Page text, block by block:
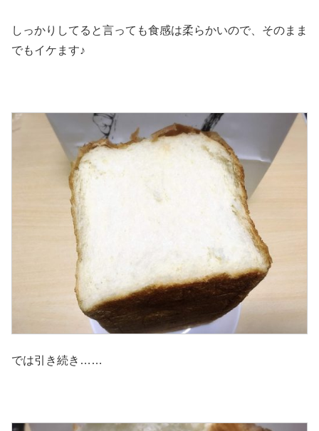
しっかりしてると言っても食感は柔らかいので、そのまま
でもイケます♪
では引き続き……